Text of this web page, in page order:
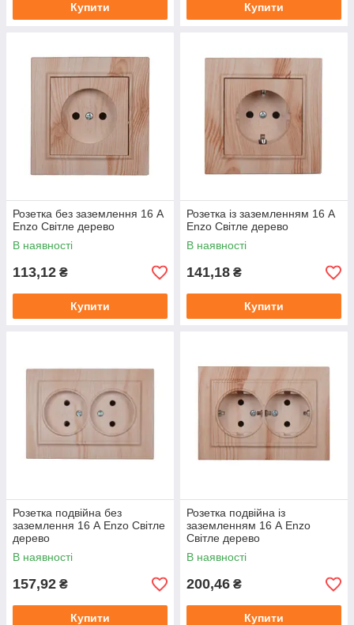
Купити Купити
Розетка без заземлення 16 А
Enzo Світле дерево
В наявності
113,12 ₴
Купити
Розетка із заземленням 16 А
Enzo Світле дерево
В наявності
141,18 ₴
Купити
Розетка подвійна без
заземлення 16 А Enzo Світле
дерево
В наявності
157,92 ₴
Купити
Розетка подвійна із
заземленням 16 А Enzo
Світле дерево
В наявності
200,46 ₴
Купити